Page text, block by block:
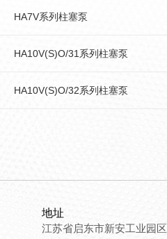
HA7V系列柱塞泵
HA10V(S)O/31系列柱塞泵
HA10V(S)O/32系列柱塞泵
地址
江苏省启东市新安工业园区